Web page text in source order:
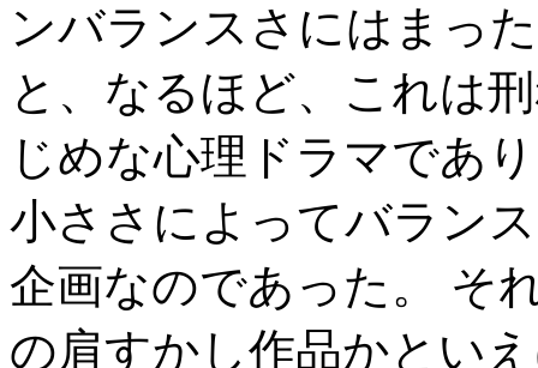
ンバランスさにはまっ
と、なるほど、これは
じめな心理ドラマであ
小ささによってバラン
企画なのであった。 そ
の肩すかし作品かとい